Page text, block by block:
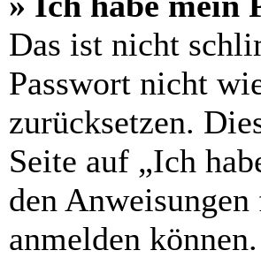
Das ist nicht
Passwort nicht
zurücksetzen.
Seite auf „Ich
den
anmelden können.